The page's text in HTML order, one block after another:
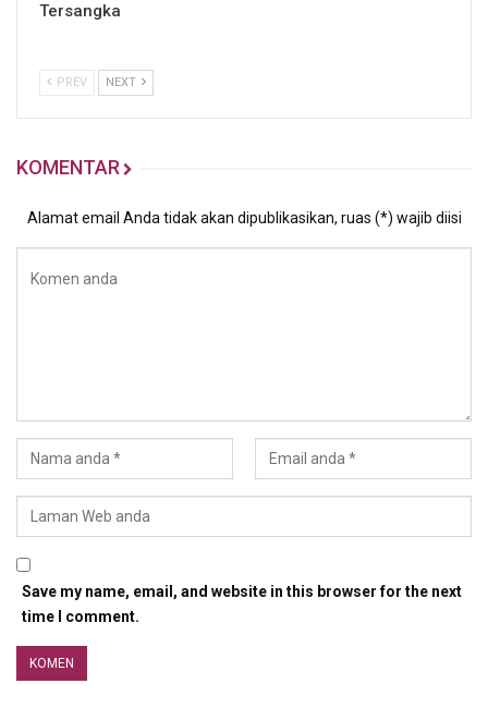
Tersangka
PREV NEXT
KOMENTAR
Alamat email Anda tidak akan dipublikasikan, ruas (*) wajib diisi
Save my name, email, and website in this browser for the next
time I comment.